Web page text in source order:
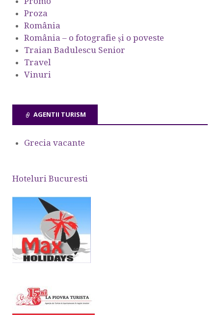
Proza
România
România – o fotografie şi o poveste
Traian Badulescu Senior
Travel
Vinuri
AGENTII TURISM
Grecia vacante
Hoteluri Bucuresti